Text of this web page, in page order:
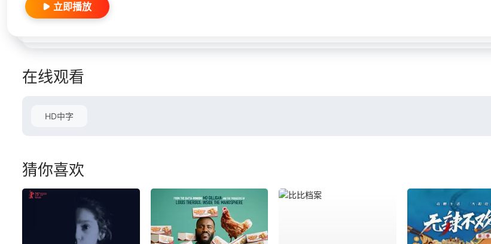
立即播放
在线观看
HD中字
猜你喜欢